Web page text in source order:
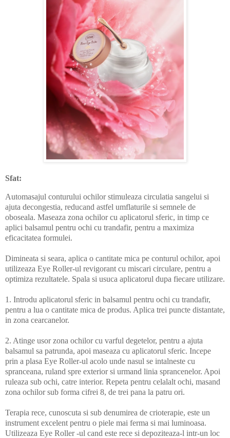
Sfat:
Automasajul conturului ochilor stimuleaza circulatia sangelui si
ajuta decongestia, reducand astfel umflaturile si semnele de
oboseala. Maseaza zona ochilor cu aplicatorul sferic, in timp ce
aplici balsamul pentru ochi cu trandafir, pentru a maximiza
eficacitatea formulei.
Dimineata si seara, aplica o cantitate mica pe conturul ochilor, apoi
utilizeaza Eye Roller-ul revigorant cu miscari circulare, pentru a
optimiza rezultatele. Spala si usuca aplicatorul dupa fiecare utilizare.
1. Introdu aplicatorul sferic in balsamul pentru ochi cu trandafir,
pentru a lua o cantitate mica de produs. Aplica trei puncte distantate,
in zona cearcanelor.
2. Atinge usor zona ochilor cu varful degetelor, pentru a ajuta
balsamul sa patrunda, apoi maseaza cu aplicatorul sferic. Incepe
prin a plasa Eye Roller-ul acolo unde nasul se intalneste cu
spranceana, ruland spre exterior si urmand linia sprancenelor. Apoi
ruleaza sub ochi, catre interior. Repeta pentru celalalt ochi, masand
zona ochilor sub forma cifrei 8, de trei pana la patru ori.
Terapia rece, cunoscuta si sub denumirea de crioterapie, este un
instrument excelent pentru o piele mai ferma si mai luminoasa.
Utilizeaza Eye Roller -ul cand este rece si depoziteaza-l intr-un loc